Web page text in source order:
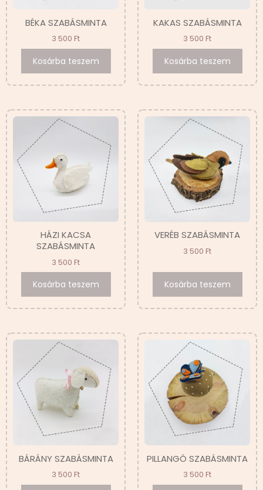
BÉKA SZABÁSMINTA
3 500 Ft
Kosárba teszem
KAKAS SZABÁSMINTA
3 500 Ft
Kosárba teszem
HÁZI KACSA
SZABÁSMINTA
3 500 Ft
Kosárba teszem
VERÉB SZABÁSMINTA
3 500 Ft
Kosárba teszem
BÁRÁNY SZABÁSMINTA
3 500 Ft
PILLANGÓ SZABÁSMINTA
3 500 Ft